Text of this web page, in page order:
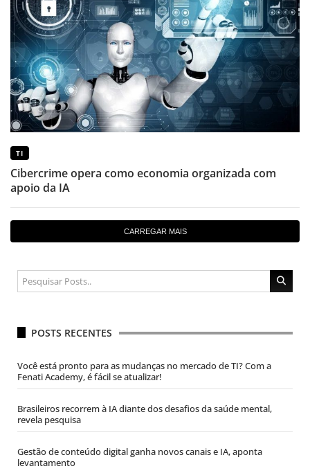
TI
Cibercrime opera como economia organizada com
apoio da IA
CARREGAR MAIS
POSTS RECENTES
Você está pronto para as mudanças no mercado de TI? Com a
Fenati Academy, é fácil se atualizar!
Brasileiros recorrem à IA diante dos desafios da saúde mental,
revela pesquisa
Gestão de conteúdo digital ganha novos canais e IA, aponta
levantamento